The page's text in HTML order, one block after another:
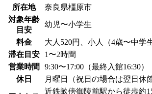
所在地
奈良県橿原市
対象年齢
目安
幼児〜小学生
料金
大人520円、小人（4歳〜中学
滞在目安
1〜2時間
営業時間
9:30〜17:00（最終入館16:30）
休日
月曜日（祝日の場合は翌日休
近鉄畝傍御陵前駅から徒歩約